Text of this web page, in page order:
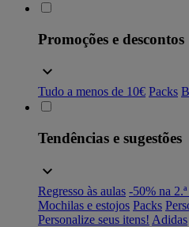
Promoções e descontos
Tudo a menos de 10€ Packs
Tendências e sugestões
Regresso às aulas -50% na
Mochilas e estojos Packs
Personalize seus itens! Adidas